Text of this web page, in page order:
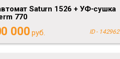
Saturn 1526 + УФ-сушка
770
000 руб. ID - 142962